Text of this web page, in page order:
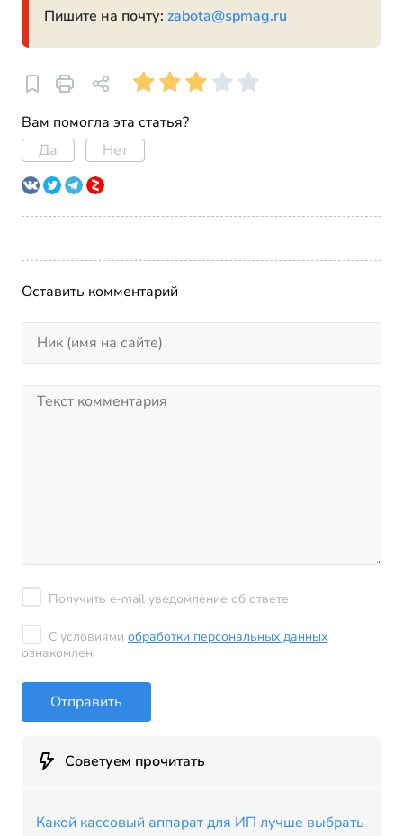
Пишите на почту: zabota@spmag.ru
Вам помогла эта статья?
Да
Нет
Оставить комментарий
Получить e-mail уведомление об ответе
С условиями обработки персональных данных
ознакомлен
Отправить
Советуем прочитать
Какой кассовый аппарат для ИП лучше выбрать